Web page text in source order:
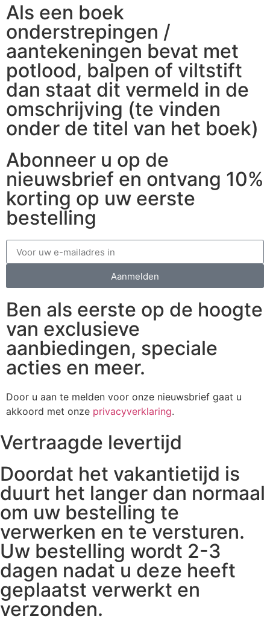
Als een boek
onderstrepingen /
aantekeningen bevat met
potlood, balpen of viltstift
dan staat dit vermeld in de
omschrijving (te vinden
onder de titel van het boek)
Abonneer u op de
nieuwsbrief en ontvang 10%
korting op uw eerste
bestelling
Aanmelden
Ben als eerste op de hoogte
van exclusieve
aanbiedingen, speciale
acties en meer.
Door u aan te melden voor onze nieuwsbrief gaat u
akkoord met onze privacyverklaring.
Vertraagde levertijd
Doordat het vakantietijd is
duurt het langer dan normaal
om uw bestelling te
verwerken en te versturen.
Uw bestelling wordt 2-3
dagen nadat u deze heeft
geplaatst verwerkt en
verzonden.